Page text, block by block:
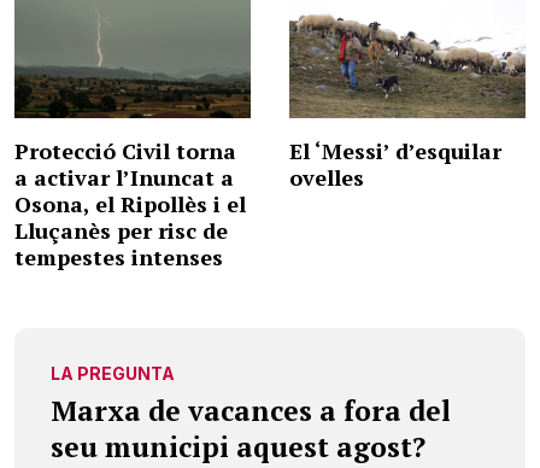
Protecció Civil torna
a activar l’Inuncat a
Osona, el Ripollès i el
Lluçanès per risc de
tempestes intenses
El ‘Messi’ d’esquilar
ovelles
LA PREGUNTA
Marxa de vacances a fora del
seu municipi aquest agost?